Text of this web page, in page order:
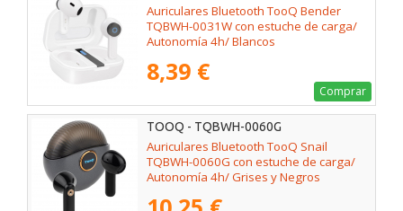
Auriculares Bluetooth TooQ Bender
TQBWH-0031W con estuche de carga/
Autonomía 4h/ Blancos
8,39 €
Comprar
TOOQ - TQBWH-0060G
Auriculares Bluetooth TooQ Snail
TQBWH-0060G con estuche de carga/
Autonomía 4h/ Grises y Negros